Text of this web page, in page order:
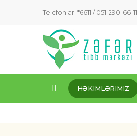
Telefonlar: *6611 /051-290-66-11
HƏKIMLƏRIMIZ